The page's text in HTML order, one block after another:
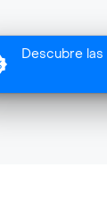
Descubre las